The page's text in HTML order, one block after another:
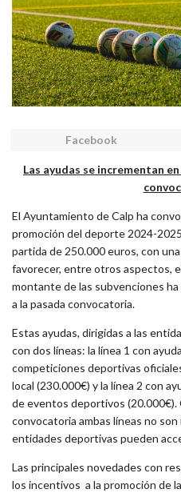
Facebook
Las ayudas se incrementan
El Ayuntamiento de Calp ha
promoción del deporte 2024-
partida de 250.000 euros, con
favorecer, entre otros aspectos,
montante de las subvenciones
a la pasada convocatoria.
Estas ayudas, dirigidas a las
con dos líneas: la línea 1 con
competiciones deportivas
local (230.000€) y la línea 2 con
de eventos deportivos
convocatoria ambas líneas no
entidades deportivas pueden
Las principales novedades con
los incentivos a la promoción de